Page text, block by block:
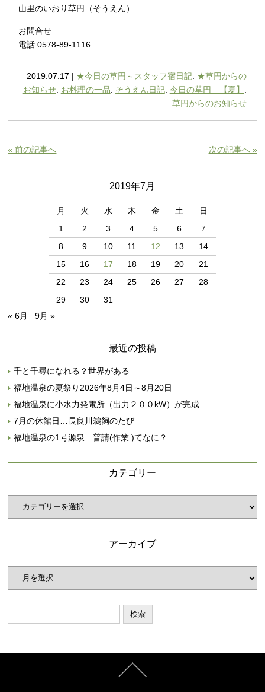
山里のいおり草円（そうえん）
お問合せ
電話 0578-89-1116
2019.07.17 | ★今日の草円～スタッフ宿日記. ★草円からの
お知らせ. お料理の一品. そうえん日記. 今日の草円 【夏】 .
草円からのお知らせ
« 前の記事へ 次の記事へ »
2019年7月
月 火 水 木 金 土 日
1 2 3 4 5 6
7
8
9 10 11 12 13
14
15
16 17 18 19 20
21
22
23 24 25 26 27
28
29
30 31
« 6月 9月 »
最近の投稿
千と千尋になれる？世界がある
福地温泉の夏祭り2026年8月4日～8月20日
福地温泉に小水力発電所（出力２００kW）が完成
7月の休館日…長良川鵜飼のたび
福地温泉の1号源泉…普請(作業 )てなに？
カテゴリー
カ
リ
アーカイブ
ア
イ